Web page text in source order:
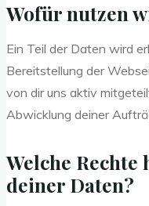
Wofür nutzen
Ein Teil der Daten wird
Bereitstellung der
von dir uns aktiv
Abwicklung deiner
Welche Rechte
deiner Daten?